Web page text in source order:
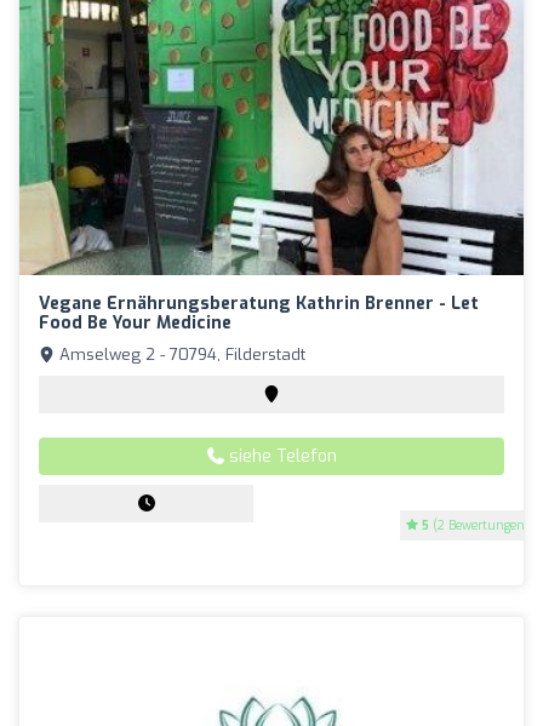
Vegane Ernährungsberatung Kathrin Brenner - Let
Food Be Your Medicine
5 (2 Bewertungen)
Amselweg 2 - 70794, Filderstadt
siehe Telefon